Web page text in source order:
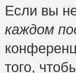
Если вы
каждом
того,